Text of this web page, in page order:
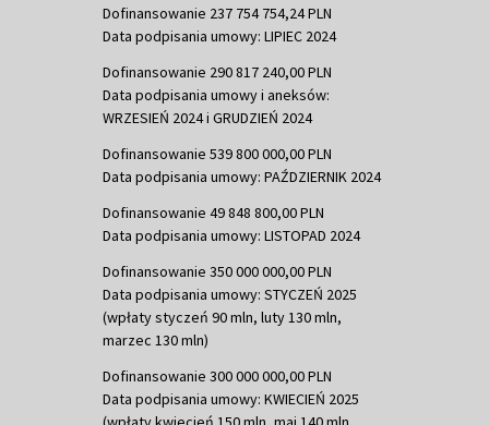
Dofinansowanie 237 754 754,24 PLN
Data podpisania umowy: LIPIEC 2024
Dofinansowanie 290 817 240,00 PLN
Data podpisania umowy i aneksów:
WRZESIEŃ 2024 i GRUDZIEŃ 2024
Dofinansowanie 539 800 000,00 PLN
Data podpisania umowy: PAŹDZIERNIK 2024
Dofinansowanie 49 848 800,00 PLN
Data podpisania umowy: LISTOPAD 2024
Dofinansowanie 350 000 000,00 PLN
Data podpisania umowy: STYCZEŃ 2025
(wpłaty styczeń 90 mln, luty 130 mln,
marzec 130 mln)
Dofinansowanie 300 000 000,00 PLN
Data podpisania umowy: KWIECIEŃ 2025